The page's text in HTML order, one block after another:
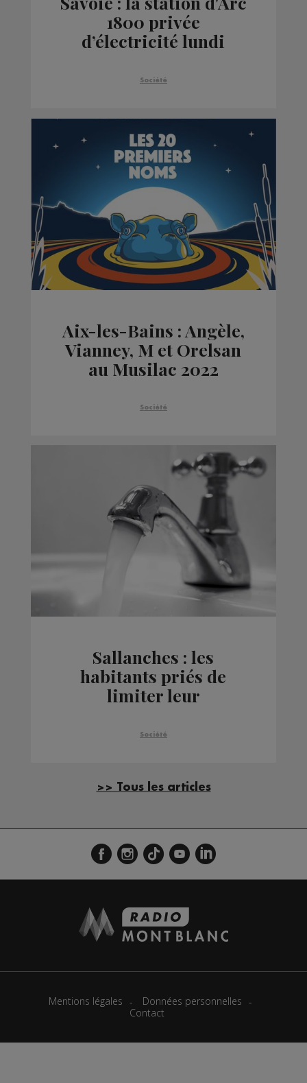
1800 privée
d’électricité lundi
Société
Aix-les-Bains : Angèle,
Vianney, M et Orelsan
au Musilac 2022
Société
Sallanches : les
habitants priés de
limiter leur
après la rupture d'une
Société
>> Tous les articles
Mentions légales
Données personnelles
Contact